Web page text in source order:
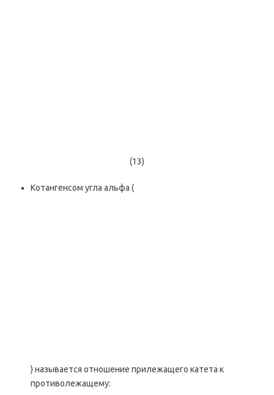
(13)
Котангенсом угла альфа (
) называется отношение прилежащего катета к
противолежащему: